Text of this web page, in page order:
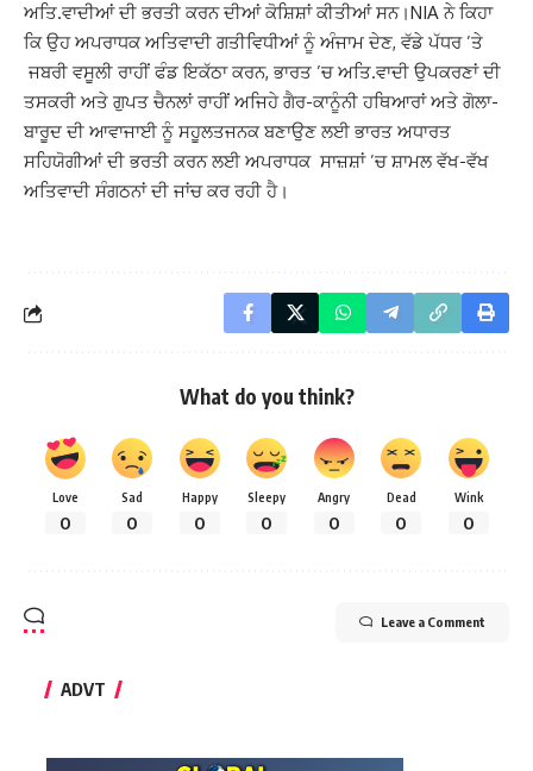
ਅਤਿ.ਵਾਦੀਆਂ ਦੀ ਭਰਤੀ ਕਰਨ ਦੀਆਂ ਕੋਸ਼ਿਸ਼ਾਂ ਕੀਤੀਆਂ ਸਨ।NIA ਨੇ ਕਿਹਾ
ਕਿ ਉਹ ਅਪਰਾਧਕ ਅਤਿਵਾਦੀ ਗਤੀਵਿਧੀਆਂ ਨੂੰ ਅੰਜਾਮ ਦੇਣ, ਵੱਡੇ ਪੱਧਰ ’ਤੇ
ਜਬਰੀ ਵਸੂਲੀ ਰਾਹੀਂ ਫੰਡ ਇਕੱਠਾ ਕਰਨ, ਭਾਰਤ ’ਚ ਅਤਿ.ਵਾਦੀ ਉਪਕਰਣਾਂ ਦੀ
ਤਸਕਰੀ ਅਤੇ ਗੁਪਤ ਚੈਨਲਾਂ ਰਾਹੀਂ ਅਜਿਹੇ ਗੈਰ-ਕਾਨੂੰਨੀ ਹਥਿਆਰਾਂ ਅਤੇ ਗੋਲਾ-
ਬਾਰੂਦ ਦੀ ਆਵਾਜਾਈ ਨੂੰ ਸਹੂਲਤਜਨਕ ਬਣਾਉਣ ਲਈ ਭਾਰਤ ਅਧਾਰਤ
ਸਹਿਯੋਗੀਆਂ ਦੀ ਭਰਤੀ ਕਰਨ ਲਈ ਅਪਰਾਧਕ ਸਾਜ਼ਸ਼ਾਂ ’ਚ ਸ਼ਾਮਲ ਵੱਖ-ਵੱਖ
ਅਤਿਵਾਦੀ ਸੰਗਠਨਾਂ ਦੀ ਜਾਂਚ ਕਰ ਰਹੀ ਹੈ।
What do you think?
Love
0
Sad
0
Happy
0
Sleepy
0
Angry
0
Dead
0
Wink
0
Leave a Comment
ADVT